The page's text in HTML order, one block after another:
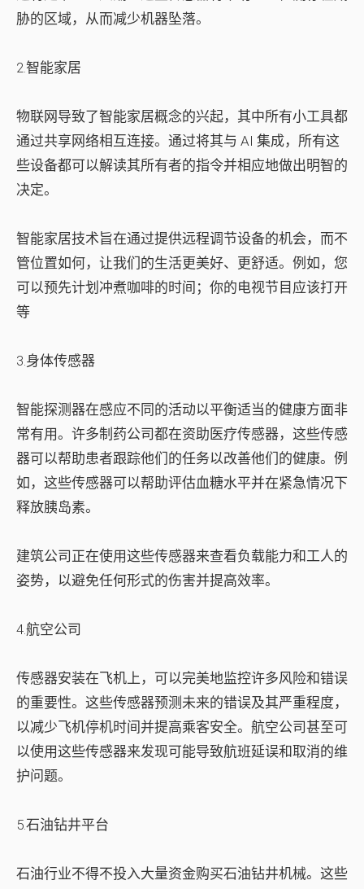
胁的区域，从而减少机器坠落。
2.智能家居
物联网导致了智能家居概念的兴起，其中所有小工具都
通过共享网络相互连接。通过将其与 AI 集成，所有这
些设备都可以解读其所有者的指令并相应地做出明智的
决定。
智能家居技术旨在通过提供远程调节设备的机会，而不
管位置如何，让我们的生活更美好、更舒适。例如，您
可以预先计划冲煮咖啡的时间；你的电视节目应该打开
等
3.身体传感器
智能探测器在感应不同的活动以平衡适当的健康方面非
常有用。许多制药公司都在资助医疗传感器，这些传感
器可以帮助患者跟踪他们的任务以改善他们的健康。例
如，这些传感器可以帮助评估血糖水平并在紧急情况下
释放胰岛素。
建筑公司正在使用这些传感器来查看负载能力和工人的
姿势，以避免任何形式的伤害并提高效率。
4.航空公司
传感器安装在飞机上，可以完美地监控许多风险和错误
的重要性。这些传感器预测未来的错误及其严重程度，
以减少飞机停机时间并提高乘客安全。航空公司甚至可
以使用这些传感器来发现可能导致航班延误和取消的维
护问题。
5.石油钻井平台
石油行业不得不投入大量资金购买石油钻井机械。这些